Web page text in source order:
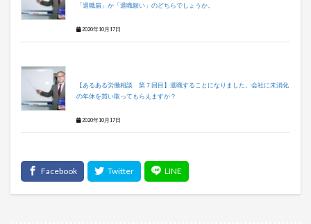
「退職届」か「退職願い」のどちらでしょうか。
2020年10月17日
【あるある労働相談 第７回目】退職することになりました。会社に未消化
の年休を買い取ってもらえますか？
2020年10月17日